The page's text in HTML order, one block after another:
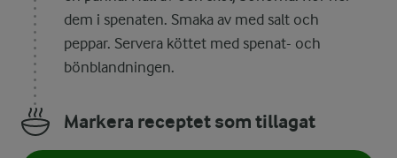
dem i spenaten. Smaka av med salt och
peppar. Servera köttet med spenat- och
bönblandningen.
Markera receptet som tillagat